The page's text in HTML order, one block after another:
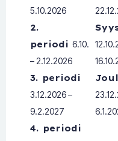
5.10.2026
2.
periodi 6.10.
– 2.12.2026
3. periodi
3.12.2026 –
9.2.2027
4. periodi